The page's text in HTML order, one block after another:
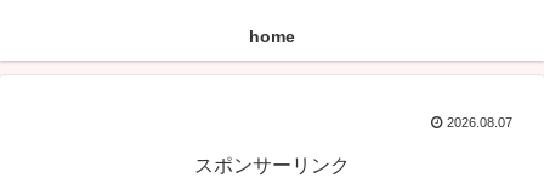
home
2026.08.07
スポンサーリンク